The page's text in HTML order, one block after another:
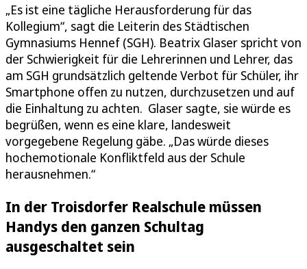
„Es ist eine tägliche Herausforderung für das
Kollegium“, sagt die Leiterin des Städtischen
Gymnasiums Hennef (SGH). Beatrix Glaser spricht von
der Schwierigkeit für die Lehrerinnen und Lehrer, das
am SGH grundsätzlich geltende Verbot für Schüler, ihr
Smartphone offen zu nutzen, durchzusetzen und auf
die Einhaltung zu achten. Glaser sagte, sie würde es
begrüßen, wenn es eine klare, landesweit
vorgegebene Regelung gäbe. „Das würde dieses
hochemotionale Konfliktfeld aus der Schule
herausnehmen.“
In der Troisdorfer Realschule müssen
Handys den ganzen Schultag
ausgeschaltet sein